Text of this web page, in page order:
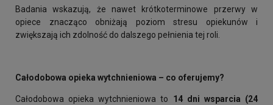
Badania wskazują, że nawet krótkoterminowe przerwy w
opiece znacząco obniżają poziom stresu opiekunów i
zwiększają ich zdolność do dalszego pełnienia tej roli.
Całodobowa opieka wytchnieniowa – co oferujemy?
Całodobowa opieka wytchnieniowa to 14 dni wsparcia (24